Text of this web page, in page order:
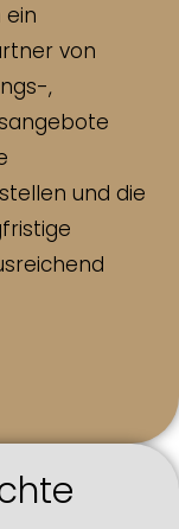
ein
von
,
und die